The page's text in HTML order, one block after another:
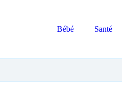
Bébé Santé